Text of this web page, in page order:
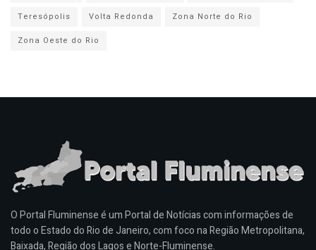
Teresópolis
Volta Redonda
Zona Norte do Rio
Zona Oeste do Rio
O Portal Fluminense é um Portal de Notícias com informações de
todo o Estado do Rio de Janeiro, com foco na Região Metropolitana,
Baixada, Região dos Lagos e Norte-Fluminense.